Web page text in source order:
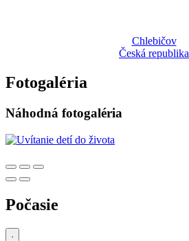
Chlebičov
Česká republika
Fotogaléria
Náhodná fotogaléria
Počasie